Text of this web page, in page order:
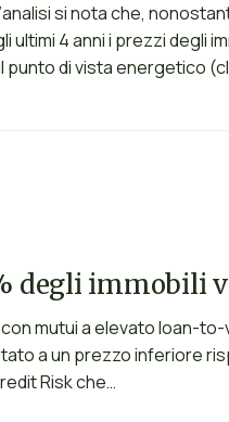
si nota che,
4 anni i prezzi degli
di vista energetico
degli immobili
mutui a elevato loan-
a un prezzo inferiore
Risk che…